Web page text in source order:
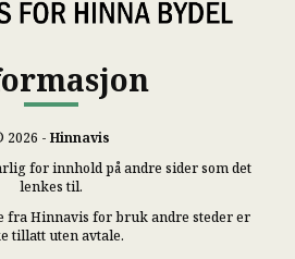
2026 - Hinnavis
for innhold på andre sider som det
lenkes til.
fra Hinnavis for bruk andre steder er
tillatt uten avtale.